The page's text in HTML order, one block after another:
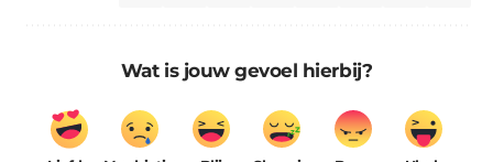
Wat is jouw gevoel hierbij?